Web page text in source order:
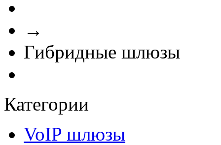
→
Гибридные шлюзы
Категории
VoIP шлюзы